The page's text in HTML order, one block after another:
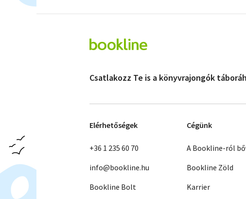
Csatlakozz Te is a könyvrajongók
Elérhetőségek
+36 1 235 60 70
info@bookline.hu
Bookline Bolt
Cégünk
A Bookline-ról
Bookline Zöld
Karrier